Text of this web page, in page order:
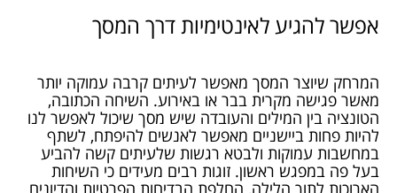
אפשר להגיע לאינטימיות דרך המסך
המרחק שיוצר המסך מאפשר לעיתים קרבה עמוקה יותר
מאשר פגישה מקרית בבר או באירוע. השיחה הכתובה,
הטונציה בין המילים והעובדה שיש מסך שיכול לאפשר לנו
להיות פחות ביישניים מאפשר לאנשים להיפתח, לשתף
במחשבות עמוקות ולבטא רגשות שלעיתים קשה להביע
בעל פה במפגש ראשון. זוגות רבים מעידים כי השיחות